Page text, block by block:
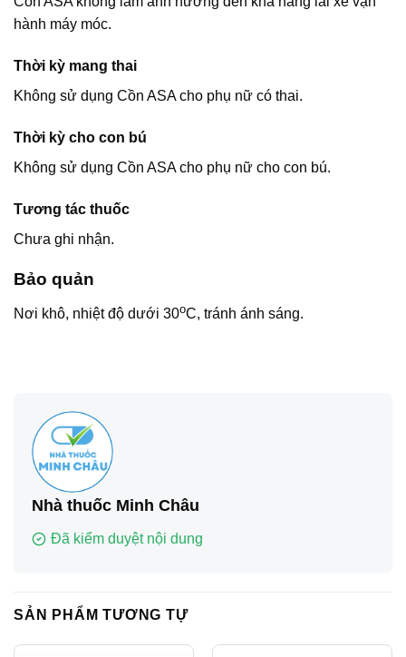
hành máy móc.
Thời kỳ mang thai
Không sử dụng Cồn ASA cho phụ nữ có thai.
Thời kỳ cho con bú
Không sử dụng Cồn ASA cho phụ nữ cho con bú.
Tương tác thuốc
Chưa ghi nhận.
Bảo quản
Nơi khô, nhiệt độ dưới 30oC, tránh ánh sáng.
Nhà thuốc Minh Châu
Đã kiểm duyệt nội dung
SẢN PHẨM TƯƠNG TỰ